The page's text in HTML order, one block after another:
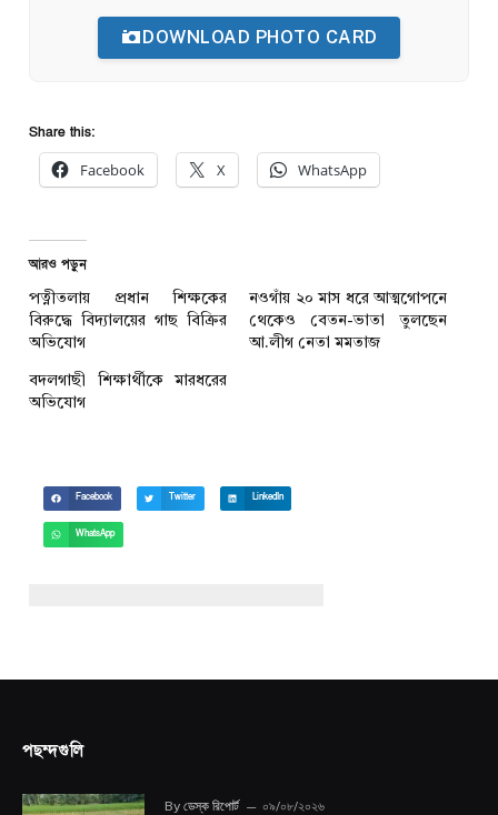
DOWNLOAD PHOTO CARD
Share this:
Facebook X WhatsApp
আরও পড়ুন
পত্নীতলায় প্রধান শিক্ষকের
বিরুদ্ধে বিদ্যালয়ের গাছ বিক্রির
অভিযোগ
নওগাঁয় ২০ মাস ধরে আত্মগোপনে
থেকেও বেতন-ভাতা তুলছেন
আ.লীগ নেতা মমতাজ
বদলগাছী শিক্ষার্থীকে মারধরের
অভিযোগ
Facebook Twitter LinkedIn
WhatsApp
পছন্দগুলি
By ডেস্ক রিপোর্ট ০৯/০৮/২০২৬